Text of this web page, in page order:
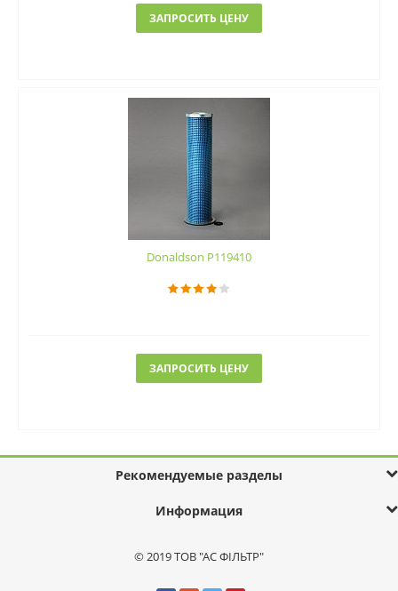
ЗАПРОСИТЬ ЦЕНУ
Donaldson P119410
ЗАПРОСИТЬ ЦЕНУ
Рекомендуемые разделы
Информация
© 2019 ТОВ "АС ФІЛЬТР"